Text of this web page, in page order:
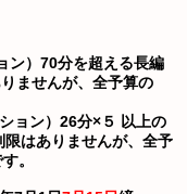
ン）70分を超える長編
ませんが、全予算の
ョン）26分×５ 以上の
はありませんが、全予
。